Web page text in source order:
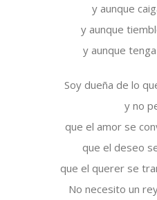
y aunque
y aunque
y aunque
Soy dueña de lo
y no
que el amor se
que el deseo
que el querer se
No necesito un